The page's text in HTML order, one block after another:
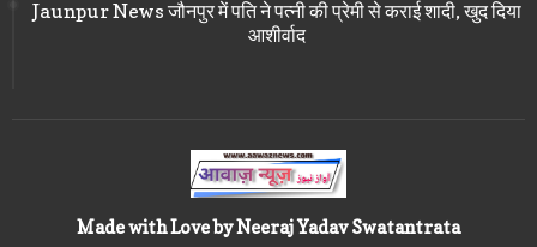
Jaunpur News जौनपुर में पति ने पत्नी की प्रेमी से कराई शादी, खुद दिया
आशीर्वाद
Made with Love by Neeraj Yadav Swatantrata